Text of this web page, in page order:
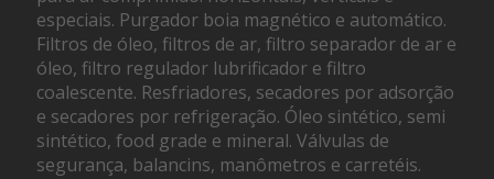
especiais. Purgador boia magnético e automático.
Filtros de óleo, filtros de ar, filtro separador de ar e
óleo, filtro regulador lubrificador e filtro
coalescente. Resfriadores, secadores por adsorção
e secadores por refrigeração. Óleo sintético, semi
sintético, food grade e mineral. Válvulas de
segurança, balancins, manômetros e carretéis.